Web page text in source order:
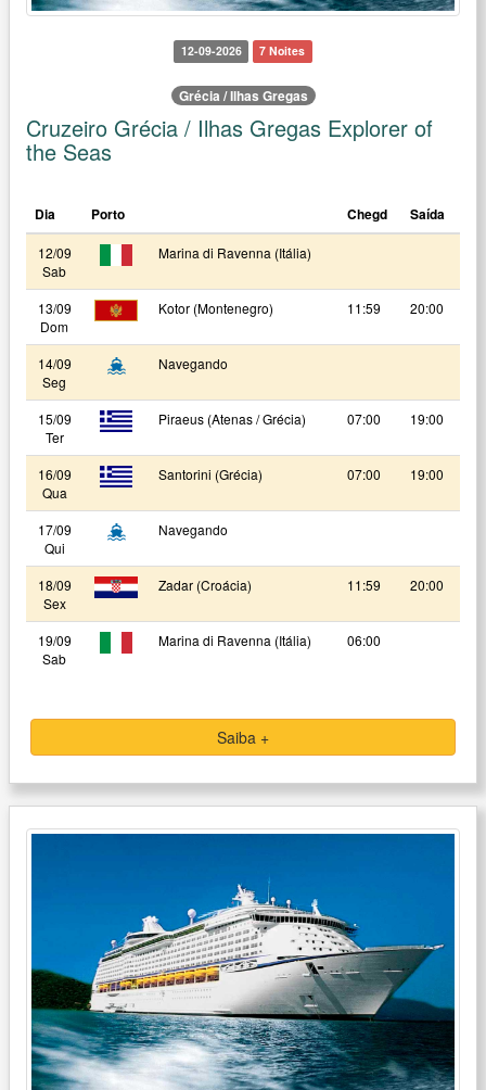
12-09-2026 7 Noites
Grécia / Ilhas Gregas
Cruzeiro Grécia / Ilhas Gregas Explorer of
the Seas
Dia Porto Chegd Saída
12/09
Sab
Marina di Ravenna (Itália)
13/09
Dom
Kotor (Montenegro) 11:59 20:00
14/09
Seg
Navegando
15/09
Ter
Piraeus (Atenas / Grécia) 07:00 19:00
16/09
Qua
Santorini (Grécia) 07:00 19:00
17/09
Qui
Navegando
18/09
Sex
Zadar (Croácia) 11:59 20:00
19/09
Sab
Marina di Ravenna (Itália) 06:00
Saiba +